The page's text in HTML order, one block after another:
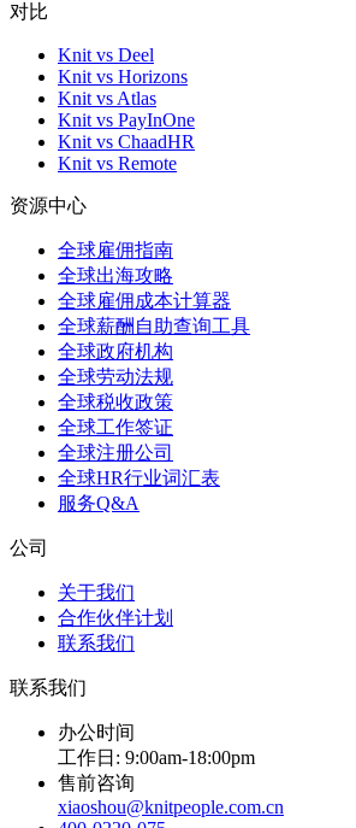
对比
Knit vs Deel
Knit vs Horizons
Knit vs Atlas
Knit vs PayInOne
Knit vs ChaadHR
Knit vs Remote
资源中心
全球雇佣指南
全球出海攻略
全球雇佣成本计算器
全球薪酬自助查询工具
全球政府机构
全球劳动法规
全球税收政策
全球工作签证
全球注册公司
全球HR行业词汇表
服务Q&A
公司
关于我们
合作伙伴计划
联系我们
联系我们
办公时间
工作日: 9:00am-18:00pm
售前咨询
xiaoshou@knitpeople.com.cn